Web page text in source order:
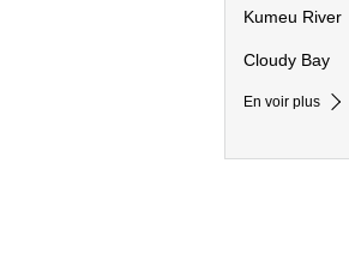
Kumeu River
Cloudy Bay
En voir plus